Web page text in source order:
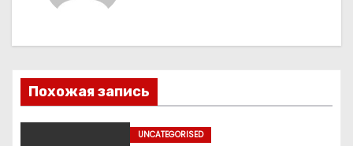
п
о
Похожая запись
UNCATEGORISED